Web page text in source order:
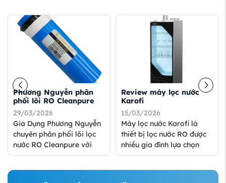
Phương Nguyễn phân
phối lõi RO Cleanpure
29/03/2026
Gia Dụng Phương Nguyễn
chuyên phân phối lõi lọc
nước RO Cleanpure với
các model TW-3012-300G-
Review máy lọc nước
Karofi
15/03/2026
Máy lọc nước Karofi là
thiết bị lọc nước RO được
nhiều gia đình lựa chọn
nhờ công nghệ lọc nhiều